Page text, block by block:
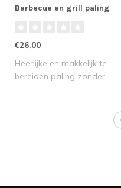
Barbecue en grill paling
€26,00
Heerlijke en makkelijk te
bereiden paling zonder